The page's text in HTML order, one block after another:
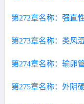
第272章名称：强直
第273章名称：类风
第274章名称：输卵
第275章名称：外阴